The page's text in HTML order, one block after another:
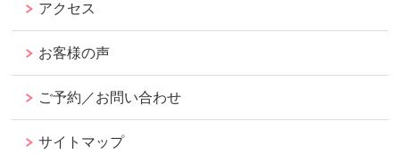
アクセス
お客様の声
ご予約／お問い合わせ
サイトマップ